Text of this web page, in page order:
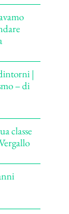
|
– di
classe